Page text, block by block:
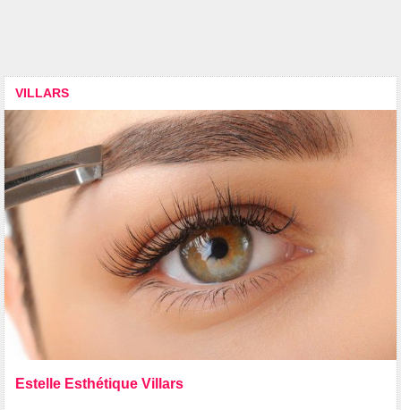
VILLARS
Estelle Esthétique Villars